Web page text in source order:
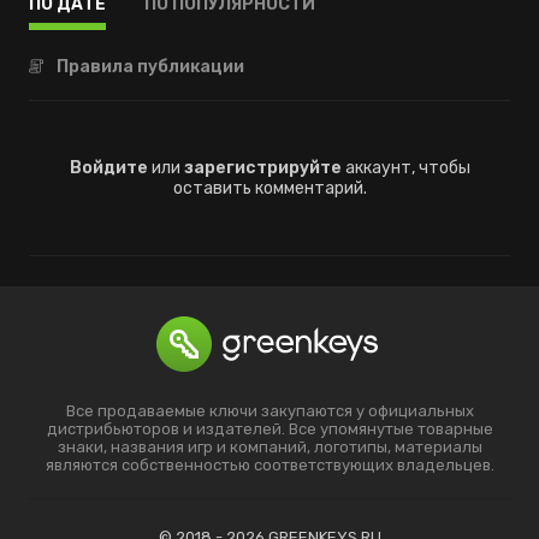
Правила публикации
Войдите или зарегистрируйте аккаунт, чтобы
оставить комментарий.
Все продаваемые ключи закупаются у официальных
дистрибьюторов и издателей. Все упомянутые товарные
знаки, названия игр и компаний, логотипы, материалы
являются собственностью соответствующих владельцев.